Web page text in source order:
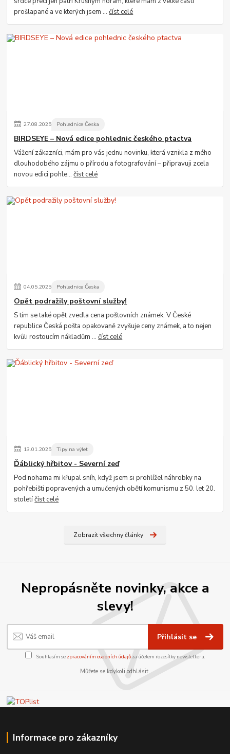
prošlapané a ve kterých jsem ...číst celé
27.08.2025 Pohlednice Česka
BIRDSEYE – Nová edice pohlednic českého ptactva
Vážení zákazníci, mám pro vás jednu novinku, která vznikla z mého
dlouhodobého zájmu o přírodu a fotografování – připravuji zcela
novou edici pohle...číst celé
04.05.2025 Pohlednice Česka
Opět podražily poštovní služby!
S tím se také opět zvedla cena poštovních známek. V České
republice Česká pošta opakovaně zvyšuje ceny známek, a to nejen
kvůli rostoucím nákladům ...číst celé
13.01.2025 Tipy na výlet
Ďáblický hřbitov - Severní zeď
Pod nohama mi křupal sníh, když jsem si prohlížel náhrobky na
pohřebišti popravených a umučených obětí komunismu z 50. let 20.
stoletíčíst celé
Zobrazit všechny články
Nepropásněte novinky, akce a
slevy!
Přihlásit se
Souhlasím se zpracováním osobních údajůza účelem rozesílky newsletteru.
Můžete se kdykoli odhlásit.
Informace pro zákazníky